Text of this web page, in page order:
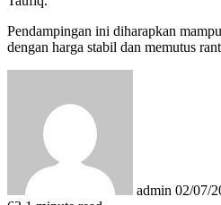
Pendampingan ini diharapkan
dengan harga stabil dan memutus
admin 02/07/